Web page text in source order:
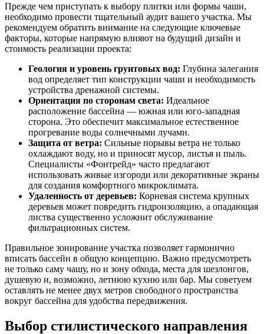
Прежде чем приступать к выбору плитки или формы чаши,
необходимо провести тщательный аудит вашего участка. Мы
рекомендуем обратить внимание на следующие ключевые
факторы, которые напрямую влияют на будущий дизайн и
стоимость реализации проекта:
Геология и уровень грунтовых вод: Глубина залегания
вод определяет тип конструкции чаши и необходимость
устройства дренажной системы.
Ориентация по сторонам света: Идеальное
расположение бассейна — южная или юго-западная
сторона. Это обеспечит максимальное естественное
прогревание воды солнечными лучами.
Защита от ветра: Сильные порывы ветра не только
охлаждают воду, но и приносят мусор, листья и пыль.
Специалисты «Фонтрейд» часто предлагают
использовать живые изгороди или декоративные экраны
для создания комфортного микроклимата.
Удаленность от деревьев: Корневая система крупных
деревьев может повредить гидроизоляцию, а опадающая
листва существенно усложнит обслуживание
фильтрационных систем.
Правильное зонирование участка позволяет гармонично
вписать бассейн в общую концепцию. Важно предусмотреть
не только саму чашу, но и зону обхода, места для шезлонгов,
душевую и, возможно, летнюю кухню или бар. Мы советуем
оставлять не менее двух метров свободного пространства
вокруг бассейна для удобства передвижения.
Выбор стилистического направления